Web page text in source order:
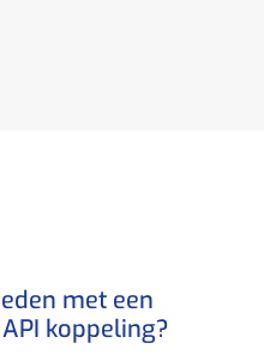
met een
koppeling?